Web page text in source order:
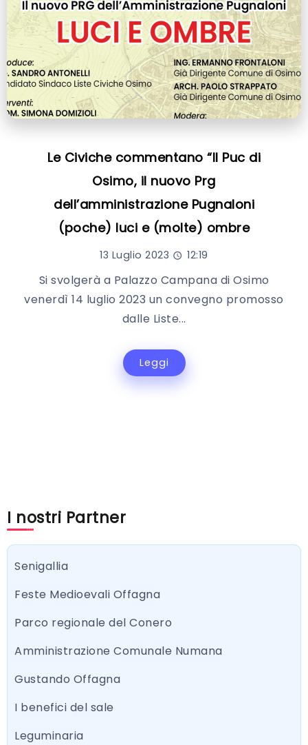
Le Civiche commentano “Il Puc di
Osimo, il nuovo Prg
dell’amministrazione Pugnaloni
(poche) luci e (molte) ombre
13 Luglio 2023 12:19
Si svolgerà a Palazzo Campana di Osimo
venerdì 14 luglio 2023 un convegno promosso
dalle Liste...
Leggi
I nostri Partner
Senigallia
Feste Medioevali Offagna
Parco regionale del Conero
Amministrazione Comunale Numana
Gustando Offagna
I benefici del sale
Leguminaria